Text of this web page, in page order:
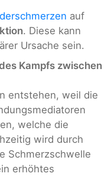
auf
. Diese kann
Ursache sein.
Kampfs zwischen
entstehen, weil die
welche die
wird durch
Schmerzschwelle
erhöhtes